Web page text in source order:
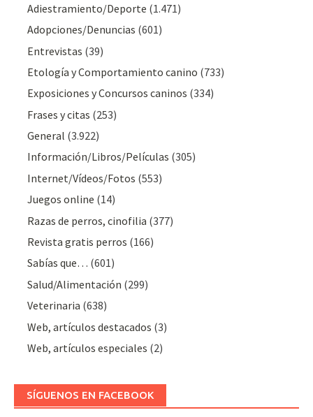
Adiestramiento/Deporte (1.471)
Adopciones/Denuncias (601)
Entrevistas (39)
Etología y Comportamiento canino (733)
Exposiciones y Concursos caninos (334)
Frases y citas (253)
General (3.922)
Información/Libros/Películas (305)
Internet/Vídeos/Fotos (553)
Juegos online (14)
Razas de perros, cinofilia (377)
Revista gratis perros (166)
Sabías que… (601)
Salud/Alimentación (299)
Veterinaria (638)
Web, artículos destacados (3)
Web, artículos especiales (2)
SÍGUENOS EN FACEBOOK